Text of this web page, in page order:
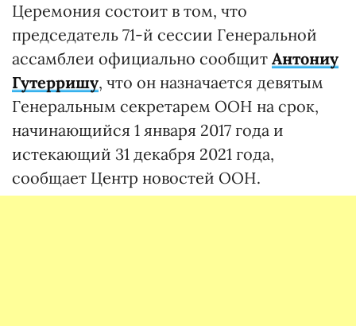
Церемония состоит в том, что
председатель 71-й сессии Генеральной
ассамблеи официально сообщит Антониу
Гутерришу, что он назначается девятым
Генеральным секретарем ООН на срок,
начинающийся 1 января 2017 года и
истекающий 31 декабря 2021 года,
сообщает Центр новостей ООН.